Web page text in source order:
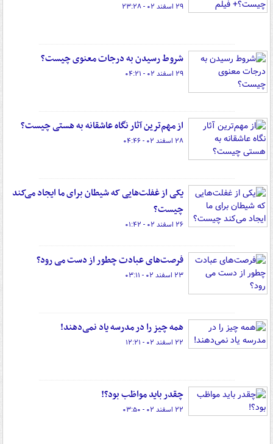
۲۹ اسفند ۰۲ - ۲۳:۲۸
شروط رسیدن به درجات معنوی چیست؟
۲۹ اسفند ۰۲ - ۰۴:۲۱
از مهم‌ترین آثار نگاه عاشقانه به هستی چیست؟
۲۸ اسفند ۰۲ - ۰۴:۴۶
یکی از غفلت‌هایی که شیطان برای ما ایجاد می‌کند
چیست؟
۲۶ اسفند ۰۲ - ۰۱:۴۲
فرصت‌های عبادت چطور از دست می رود؟
۲۳ اسفند ۰۲ - ۰۳:۱۱
همه چیز را در مدرسه یاد نمی‌دهند!
۲۲ اسفند ۰۲ - ۱۲:۲۱
چقدر باید مواظب بود؟!
۲۲ اسفند ۰۲ - ۰۳:۵۰